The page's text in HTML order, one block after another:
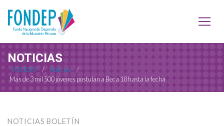
NOTICIAS
FONDEP / Noticias
/
Más de 3 mil 500 jóvenes postulan a Beca 18 hasta la fecha
NOTICIAS BOLETÍN